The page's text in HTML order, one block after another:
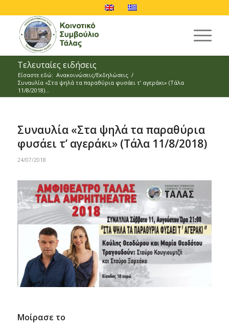
Τελευταίες ειδήσεις
Είσαστε εδώ: Ανακοινώσεις/Εκδηλώσεις /
Συναυλία «Στα ψηλά τα παραθύρια φυσάει τ’ αγεράκι» (Τάλα
11/8/2018)...
Συναυλία «Στα ψηλά τα παραθύρια
φυσάει τ’ αγεράκι» (Τάλα 11/8/2018)
24/07/2018
Μοίρασε το